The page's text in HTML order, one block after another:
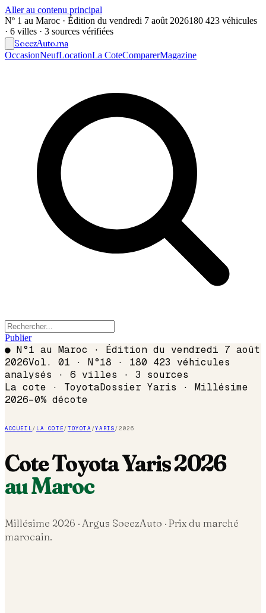
Aller au contenu principal
Nº 1 au Maroc · Édition du vendredi 7 août 2026180 423 véhicules
· 6 villes · 3 sources vérifiées
SoeezAuto.ma
OccasionNeufLocationLa CoteComparerMagazine
Publier
● N°1 au Maroc · Édition du vendredi 7 août
2026Vol. 01 · N°18 · 180 423 véhicules
analysés · 6 villes · 3 sources
La cote · ToyotaDossier Yaris · Millésime
2026−0% décote
ACCUEIL/ LA COTE/TOYOTA /YARIS/2026
CoteToyotaYaris2026
au Maroc
Millésime 2026 · Argus SoeezAuto · Prix du marché
marocain.